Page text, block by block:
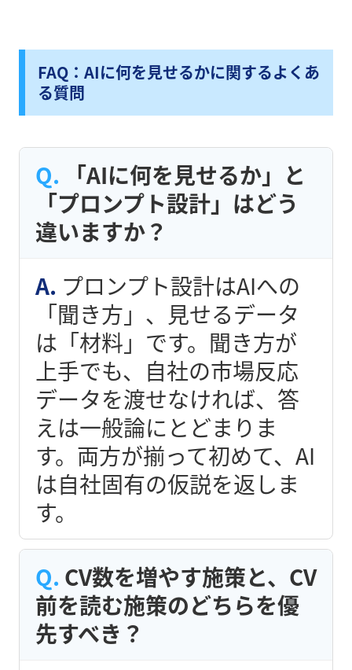
FAQ：AIに何を見せるかに関するよくあ
る質問
「AIに何を見せるか」と
「プロンプト設計」はどう
違いますか？
プロンプト設計はAIへの
「聞き方」、見せるデータ
は「材料」です。聞き方が
上手でも、自社の市場反応
データを渡せなければ、答
えは一般論にとどまりま
す。両方が揃って初めて、AI
は自社固有の仮説を返しま
す。
CV数を増やす施策と、CV
前を読む施策のどちらを優
先すべき？